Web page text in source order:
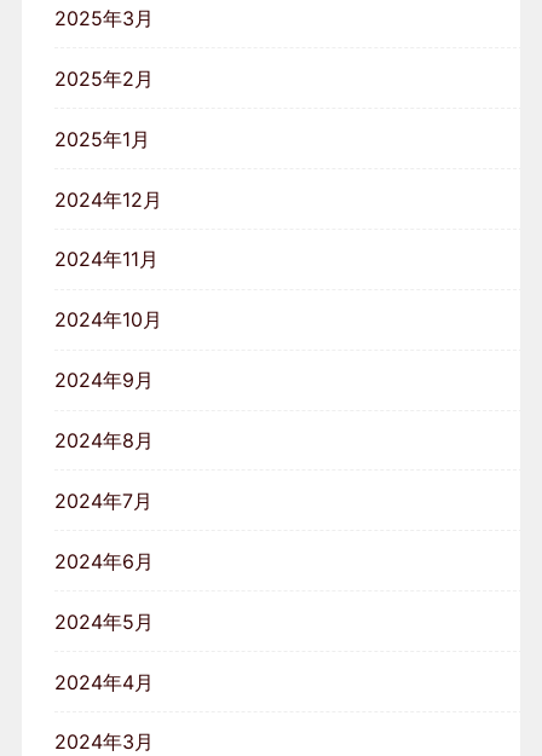
2025年3月
2025年2月
2025年1月
2024年12月
2024年11月
2024年10月
2024年9月
2024年8月
2024年7月
2024年6月
2024年5月
2024年4月
2024年3月